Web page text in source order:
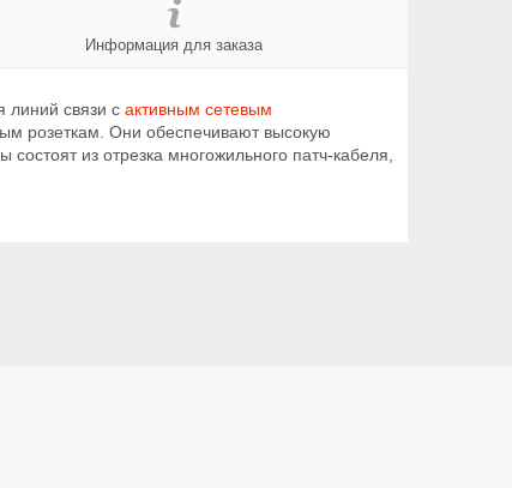
Информация для заказа
связи с активным сетевым
розеткам. Они обеспечивают высокую
из отрезка многожильного патч-кабеля,